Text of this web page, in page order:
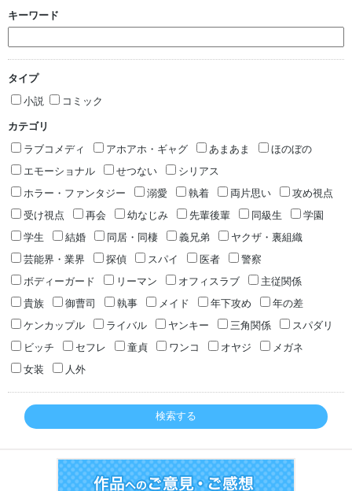
キーワード
タイプ
小説
コミック
カテゴリ
ラブコメディ
アホアホ・ギャグ あまあま
ほのぼの
エモーショナル
せつない
シリアス
ホラー・ファンタジー
溺愛 執着 両片思い
攻め視点
受け視点
再会 幼なじみ 先輩後輩 同級生
学園
学生
結婚 同居・同棲 義兄弟
ヤクザ・裏組織
芸能界・業界
探偵 スパイ 医者
警察
ボディーガード
リーマン オフィスラブ
主従関係
貴族
御曹司 執事 メイド 年下攻め
年の差
ケンカップル
ライバル ヤンキー 三角関係
スパダリ
ビッチ
セフレ 童貞 ワンコ オヤジ
メガネ
女装
人外
検索する